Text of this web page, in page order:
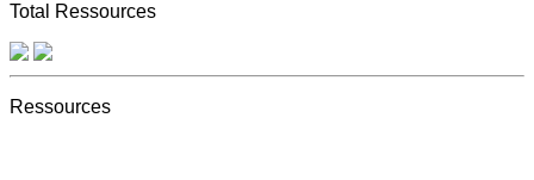
Total Ressources
Ressources